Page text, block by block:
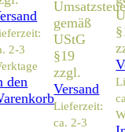
2-3
den
gemäß
UStG
§19
zzgl.
Versand
Lieferzeit:
ca. 2-3